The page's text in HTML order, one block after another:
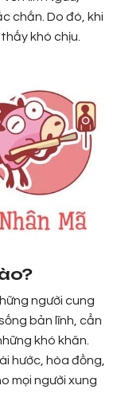
chắn. Do đó, khi
khó chịu.
người cung
bản lĩnh, cẩn
khó khăn.
hước, hòa đồng,
mọi người xung